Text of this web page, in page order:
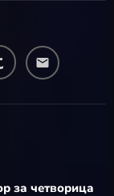
email
за четворица